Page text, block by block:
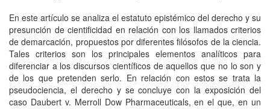
En este artículo se analiza el estatuto epistémico del derecho y su
presunción de cientificidad en relación con los llamados criterios
de demarcación, propuestos por diferentes filósofos de la ciencia.
Tales criterios son los principales elementos analíticos para
diferenciar a los discursos científicos de aquellos que no lo son y
de los que pretenden serlo. En relación con estos se trata la
pseudociencia, el derecho y se concluye con la exposición del
caso Daubert v. Merroll Dow Pharmaceuticals, en el que, en un